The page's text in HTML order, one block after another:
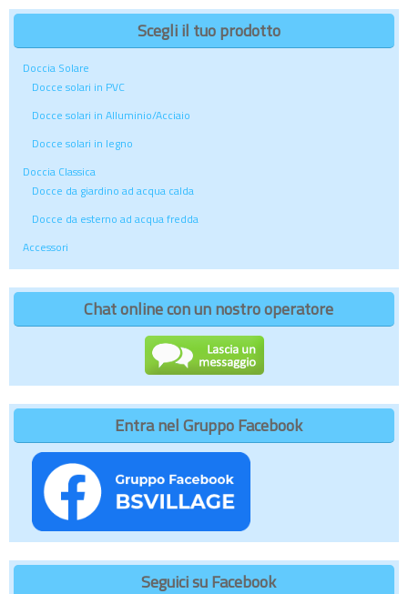
Scegli il tuo prodotto
Doccia Solare
Docce solari in PVC
Docce solari in Alluminio/Acciaio
Docce solari in legno
Doccia Classica
Docce da giardino ad acqua calda
Docce da esterno ad acqua fredda
Accessori
Chat online con un nostro operatore
Entra nel Gruppo Facebook
Seguici su Facebook